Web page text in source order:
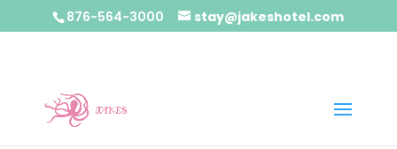
876-564-3000 stay@jakeshotel.com